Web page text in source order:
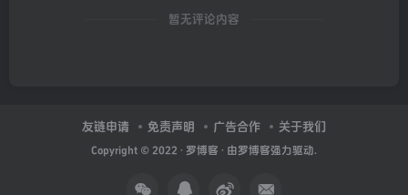
暂无评论内容
友链申请 免责声明 广告合作 关于我们
Copyright © 2022 · 罗博客 · 由罗博客强力驱动.